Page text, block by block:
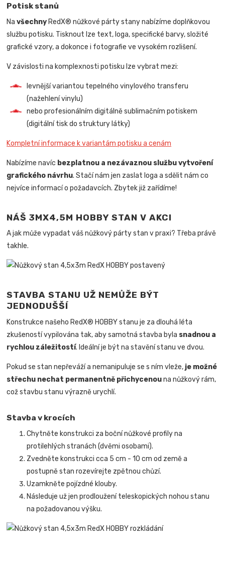
Potisk stanů
Navšechny RedX® nůžkové párty stany nabízíme doplňkovou
službu potisku. Tisknout lze text, loga, specifické barvy, složité
grafické vzory, a dokonce i fotografie ve vysokém rozlišení.
V závislosti na komplexnosti potisku lze vybrat mezi:
levnější variantou tepelného vinylového transferu
(nažehlení vinylu)
nebo profesionálním digitálně sublimačním potiskem
(digitální tisk do struktury látky)
Kompletní informace k variantám potisku a cenám
Nabízíme navíc bezplatnou a nezávaznou službu vytvoření
grafického návrhu. Stačí nám jen zaslat loga a sdělit nám co
nejvíce informací o požadavcích. Zbytek již zařídíme!
NÁŠ 3MX4,5M HOBBY STAN V AKCI
A jak může vypadat váš nůžkový párty stan v praxi? Třeba právě
takhle.
STAVBA STANU UŽ NEMŮŽE BÝT
JEDNODUŠŠÍ
Konstrukce našeho RedX® HOBBY stanu je za dlouhá léta
zkušeností vypilována tak, aby samotná stavba byla snadnou a
rychlou záležitostí. Ideální je být na stavění stanu ve dvou.
Pokud se stan nepřeváží a nemanipuluje se s ním vleže, je možné
střechu nechat permanentně přichycenouna nůžkový rám,
což stavbu stanu výrazně urychlí.
Stavba v krocích
Chytněte konstrukci za boční nůžkové profily na
protilehlých stranách (dvěmi osobami).
Zvedněte konstrukci cca 5 cm - 10 cm od země a
postupně stan rozevírejte zpětnou chůzí.
Uzamkněte pojízdné klouby.
Následuje už jen prodloužení teleskopických nohou stanu
na požadovanou výšku.